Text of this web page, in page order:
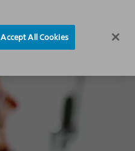
Accept All Cookies